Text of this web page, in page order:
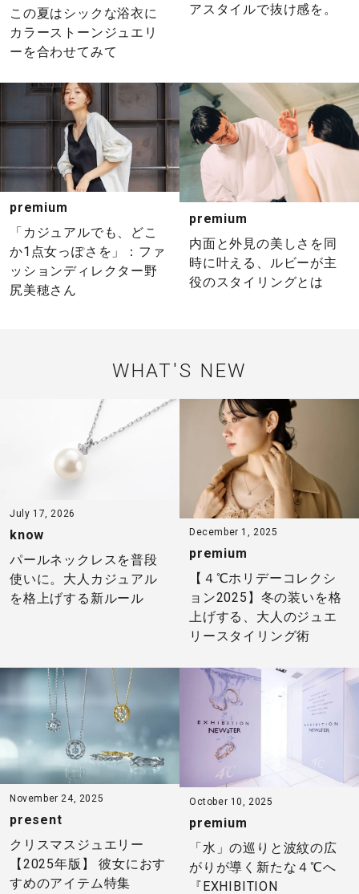
この夏はシックな浴衣に
カラーストーンジュエリ
ーを合わせてみて
アスタイルで抜け感を。
premium
「カジュアルでも、どこ
か1点女っぽさを」：ファ
ッションディレクター野
尻美穂さん
premium
内面と外見の美しさを同
時に叶える、ルビーが主
役のスタイリングとは
WHAT'S NEW
July 17, 2026
know
パールネックレスを普段
使いに。大人カジュアル
を格上げする新ルール
December 1, 2025
premium
【４℃ホリデーコレクシ
ョン2025】冬の装いを格
上げする、大人のジュエ
リースタイリング術
November 24, 2025
present
クリスマスジュエリー
【2025年版】 彼女におす
すめのアイテム特集
October 10, 2025
premium
「水」の巡りと波紋の広
がりが導く新たな４℃へ
『EXHIBITION